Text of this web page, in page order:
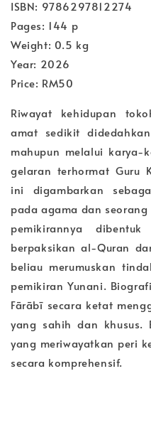
ISBN: 9786297812274
Pages: 144 p
Weight: 0.5 kg
Year: 2026
Price: RM50
Riwayat kehidupan
amat sedikit
mahupun melalui karya-
gelaran terhormat Guru
ini digambarkan
pada agama dan
pemikirannya
berpaksikan al-Quran
beliau merumuskan
pemikiran Yunani.
Fārābī secara ketat
yang sahih dan
yang meriwayatkan peri
secara komprehensif.